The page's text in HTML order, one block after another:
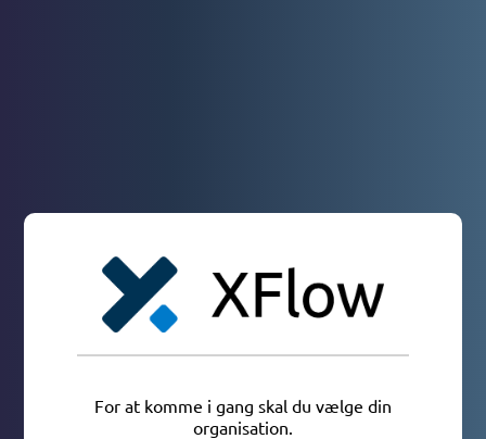
For at komme i gang skal du vælge din
organisation.